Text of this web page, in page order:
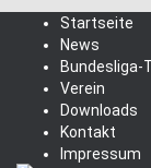
Startseite
News
Bundesliga-
Verein
Downloads
Kontakt
Impressum